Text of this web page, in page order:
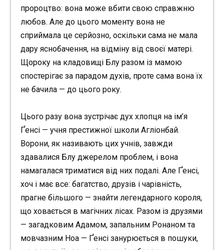
пророцтво: вона може вбити свою справжню
любов. Але до цього моменту вона не
сприймала це серйозно, оскільки сама не мала
дару яснобачення, на відміну від своєї матері.
Щороку на кладовищі Блу разом із мамою
спостерігає за парадом духів, проте сама вона їх
не бачила — до цього року.
Цього разу вона зустрічає дух хлопця на ім’я
Ґенсі — учня престижної школи Агліонбай.
Ворони, як називають цих учнів, завжди
здавалися Блу джерелом проблем, і вона
намагалася триматися від них подалі. Але Ґенсі,
хоч і має все: багатство, друзів і чарівність,
прагне більшого — знайти легендарного короля,
що ховається в магічних лісах. Разом із друзями
— загадковим Адамом, запальним Ронаном та
мовчазним Ноа — Ґенсі занурюється в пошуки,